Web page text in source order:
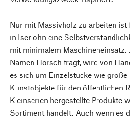
Nur mit Massivholz zu arbeiten ist
in Iserlohn eine
mit minimalem Maschineneinsatz.
Namen Horsch trägt, wird von
es sich um Einzelstücke wie
Kunstobjekte für den öffentlichen
Kleinserien hergestellte Produkte
Sortiment handelt. Auch wenn es